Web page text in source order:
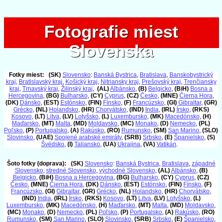
Fotografie miest
Slovenska
Fotografie miest
Slovenska
Fotky miest: (SK) Slovensko: Banská Bystrica, Bratislava, Banskobystrický
kraj, Bratislavský kraj, Košický kraj, Nitriansky kraj, Prešovský kraj, Trenčiansky
kraj, Trnavský kraj, Žilinský kraj, (AL)Albánsko, (B) Belgicko, (BiH) Bosna a
Hercegovina, (BG) Bulharsko, (CY) Cyprus, (CZ) Česko, (MNE) Čierna Hora,
(DK) Dánsko, (EST) Estónsko, (FIN) Fínsko, (F) Francúzsko, (GI) Gibraltar, (GR)
Grécko, (NL) Holandsko, (HR) Chorvátsko, (IND) India, (IRL) Írsko, (RKS)
Kosovo, (LT) Litva, (LV) Lotyšsko, (L) Luxembursko, (MK) Macedónsko, (H)
Maďarsko, (MT) Malta, (MD) Moldavsko, (MC) Monako, (D) Nemecko, (PL)
Poľsko, (P) Portugalsko, (A) Rakúsko, (RO) Rumunsko, (SM) San Marino, (SLO)
Slovinsko, (UAE) Spojené arabské emiráty, (SRB) Srbsko, (E) Španielsko, (S)
Švédsko, (I) Taliansko, (UA) Ukrajina, (VA) Vatikán.
Šoto fotky (doprava): (SK) Slovensko: Banská Bystrica, Bratislava, západné
Slovensko, stredné Slovensko, východné Slovensko, (AL)Albánsko, (B)
Belgicko, (BiH) Bosna a Hercegovina, (BG) Bulharsko, (CY) Cyprus, (CZ)
Česko, (MNE) Čierna Hora, (DK) Dánsko, (EST) Estónsko, (FIN) Fínsko, (F)
Francúzsko, (GI) Gibraltar, (GR) Grécko, (NL) Holandsko, (HR) Chorvátsko,
(IND) India, (IRL) Írsko, (RKS) Kosovo, (LT) Litva, (LV) Lotyšsko, (L)
Luxembursko, (MK) Macedónsko, (H) Maďarsko, (MT) Malta, (MD) Moldavsko,
(MC) Monako, (D) Nemecko, (PL) Poľsko, (P) Portugalsko, (A) Rakúsko, (RO)
Rumunsko, (SM) San Marino, (SLO) Slovinsko, (SRB) Srbsko, (E) Španielsko,